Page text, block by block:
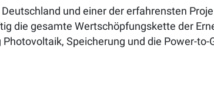
und einer der erfahrensten
die gesamte Wertschöpfungskette der
Speicherung und die Power-to-